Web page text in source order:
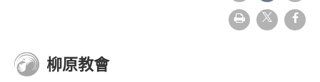
友
善
柳原教會